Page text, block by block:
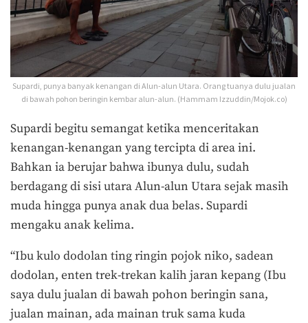
Supardi, punya banyak kenangan di Alun-alun Utara. Orang tuanya dulu jualan
di bawah pohon beringin kembar alun-alun. (Hammam Izzuddin/Mojok.co)
Supardi begitu semangat ketika menceritakan
kenangan-kenangan yang tercipta di area ini.
Bahkan ia berujar bahwa ibunya dulu, sudah
berdagang di sisi utara Alun-alun Utara sejak masih
muda hingga punya anak dua belas. Supardi
mengaku anak kelima.
“Ibu kulo dodolan ting ringin pojok niko, sadean
dodolan, enten trek-trekan kalih jaran kepang (Ibu
saya dulu jualan di bawah pohon beringin sana,
jualan mainan, ada mainan truk sama kuda